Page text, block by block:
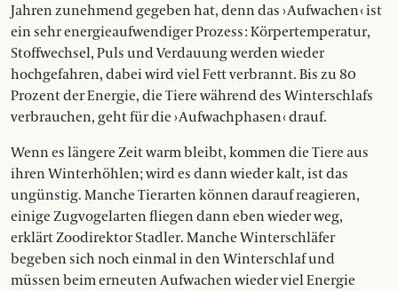
Jahren zunehmend gegeben hat, denn das › Aufwachen ‹ ist
ein sehr energieaufwendiger Prozess : Körpertemperatur,
Stoffwechsel, Puls und Verdauung werden wieder
hochgefahren, dabei wird viel Fett verbrannt. Bis zu 80
Prozent der Energie, die Tiere während des Winterschlafs
verbrauchen, geht für die › Aufwachphasen ‹ drauf.
Wenn es längere Zeit warm bleibt, kommen die Tiere aus
ihren Winterhöhlen; wird es dann wieder kalt, ist das
ungünstig. Manche Tierarten können darauf reagieren,
einige Zugvogelarten fliegen dann eben wieder weg,
erklärt Zoodirektor Stadler. Manche Winterschläfer
begeben sich noch einmal in den Winterschlaf und
müssen beim erneuten Aufwachen wieder viel Energie